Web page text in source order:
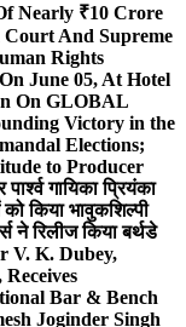
Nearly ₹10 Crore
And Supreme
Rights
June 05, At Hotel
On GLOBAL
Victory in the
Elections;
to Producer
पार्श्व गायिका प्रियंका
को किया भावुकशिल्पी
ने रिलीज किया बर्थडे
V. K. Dubey,
Bar & Bench
Joginder Singh